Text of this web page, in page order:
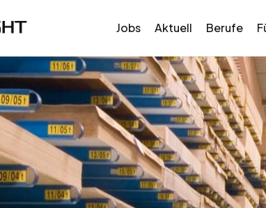
Jobs Aktuell Berufe